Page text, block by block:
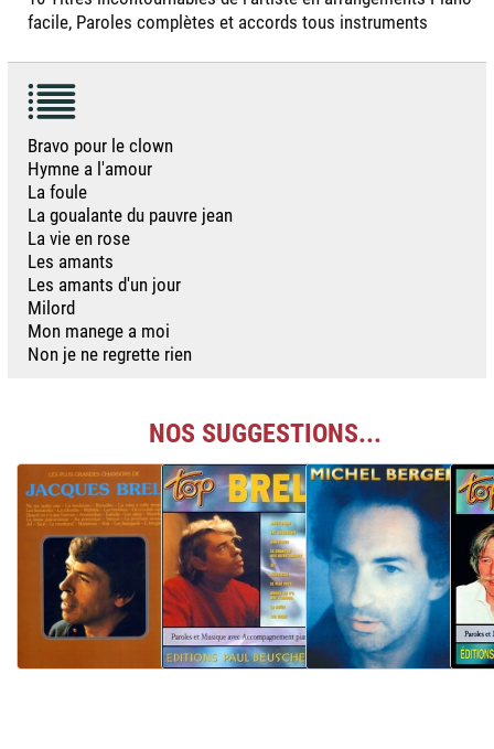
facile, Paroles complètes et accords tous instruments
Bravo pour le clown
Hymne a l'amour
La foule
La goualante du pauvre jean
La vie en rose
Les amants
Les amants d'un jour
Milord
Mon manege a moi
Non je ne regrette rien
NOS SUGGESTIONS...